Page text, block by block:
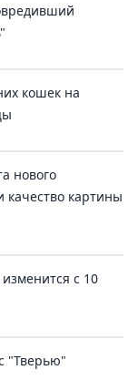
кошек на
нового
качество картины
с 10
"Тверью"